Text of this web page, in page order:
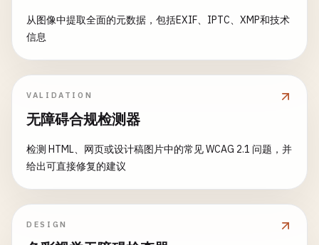
从图像中提取全面的元数据，包括EXIF、IPTC、XMP和技术
信息
VALIDATION
无障碍合规检测器
检测 HTML、网页或设计稿图片中的常见 WCAG 2.1 问题，并
给出可直接修复的建议
DESIGN